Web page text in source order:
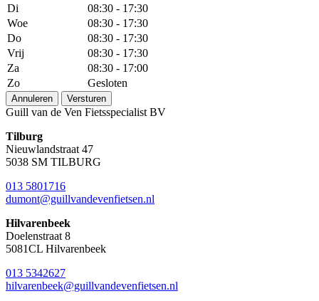
Di
08:30 - 17:30
Woe
08:30 - 17:30
Do
08:30 - 17:30
Vrij
08:30 - 17:30
Za
08:30 - 17:00
Zo
Gesloten
Annuleren Versturen
Guill van de Ven Fietsspecialist BV
Tilburg
Nieuwlandstraat 47
5038 SM TILBURG
013 5801716
dumont@guillvandevenfietsen.nl
Hilvarenbeek
Doelenstraat 8
5081CL Hilvarenbeek
013 5342627
hilvarenbeek@guillvandevenfietsen.nl